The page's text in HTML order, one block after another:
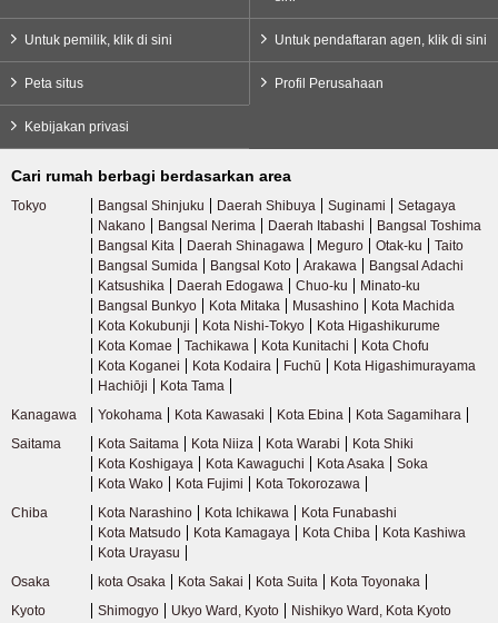
Jalur Tobu Isesaki
Jalur Tobu Daishi (11)
Jalur Tobu Kameido
Jalur Tobu Noda (7)
Kereta Api Hokuso
Kereta Api Hokuso Jalur Hokuso (8)
Kereta api perkotaan baru di wilayah metropolitan
Tsukuba Ekspres (10)
Kereta api berkecepatan tinggi tepi laut Tokyo
Garis Rinkai (12)
Untuk pemilik, klik di sini Untuk pendaftaran agen, klik di sini
Peta situs Profil Perusahaan
Kebijakan privasi
Cari rumah berbagi berdasarkan area
Tokyo Bangsal Shinjuku Daerah Shibuya Suginami
Setagaya
Nakano
Bangsal Nerima Daerah Itabashi
Bangsal Toshima
Bangsal Kita
Daerah Shinagawa Meguro Otak-ku
Taito
Bangsal Sumida
Bangsal Koto Arakawa
Bangsal Adachi
Katsushika
Daerah Edogawa Chuo-ku
Minato-ku
Bangsal Bunkyo
Kota Mitaka Musashino
Kota Machida
Kota Kokubunji
Kota Nishi-Tokyo
Kota Higashikurume
Kota Komae
Tachikawa Kota Kunitachi
Kota Chofu
Kota Koganei
Kota Kodaira Fuchū
Kota Higashimurayama
Hachiōji
Kota Tama
Kanagawa
Yokohama Kota Kawasaki Kota Ebina
Kota Sagamihara
Saitama
Kota Saitama Kota Niiza Kota Warabi
Kota Shiki
Kota Koshigaya
Kota Kawaguchi Kota Asaka
Soka
Kota Wako
Kota Fujimi
Kota Tokorozawa
Chiba
Kota Narashino Kota Ichikawa
Kota Funabashi
Kota Matsudo
Kota Kamagaya Kota Chiba
Kota Kashiwa
Kota Urayasu
Osaka
kota Osaka Kota Sakai Kota Suita
Kota Toyonaka
Kyoto
Shimogyo Ukyo Ward, Kyoto
Nishikyo Ward, Kota Kyoto